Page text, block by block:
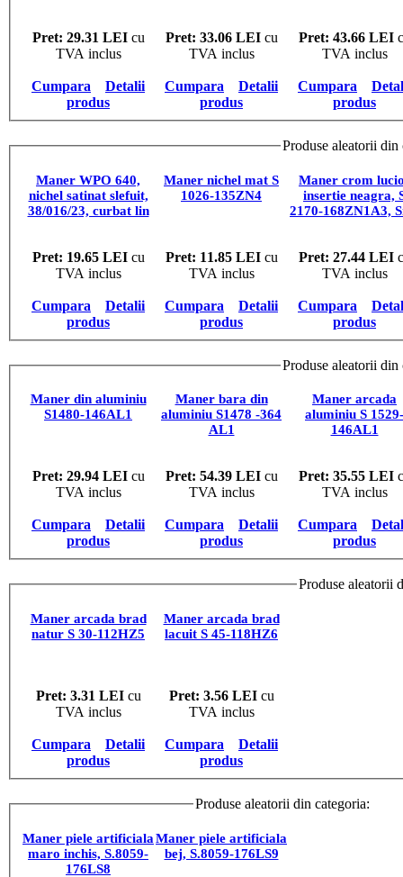
Pret: 29.31 LEIcu
TVA inclus
Cumpara
Detalii
produs
Pret: 33.06 LEIcu
TVA inclus
Cumpara
Detalii
produs
Pret: 43.66 LEI
TVA inclus
Cumpara
produs
Produse aleatorii
Maner WPO 640,
nichel satinat slefuit,
38/016/23, curbat lin
Pret: 19.65 LEIcu
TVA inclus
Cumpara
Detalii
produs
Maner nichel mat S
1026-135ZN4
Pret: 11.85 LEIcu
TVA inclus
Cumpara
Detalii
produs
Maner crom
insertie neagra,
2170-168ZN1A3,
Pret: 27.44 LEI
TVA inclus
Cumpara
produs
Produse aleatorii
Maner din aluminiu
S1480-146AL1
Pret: 29.94 LEIcu
TVA inclus
Cumpara
Detalii
produs
Maner bara din
aluminiu S1478 -364
AL1
Pret: 54.39 LEIcu
TVA inclus
Cumpara
Detalii
produs
Maner arcada
aluminiu S 1529-
146AL1
Pret: 35.55 LEI
TVA inclus
Cumpara
produs
Produse aleatorii
Maner arcada brad
natur S 30-112HZ5
Pret: 3.31 LEIcu
TVA inclus
Cumpara
Detalii
produs
Maner arcada brad
lacuit S 45-118HZ6
Pret: 3.56 LEIcu
TVA inclus
Cumpara
Detalii
produs
Produse aleatorii din categoria:
Maner piele artificiala
maro inchis, S.8059-
176LS8
Maner piele artificiala
bej, S.8059-176LS9